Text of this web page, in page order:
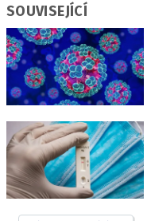
SOUVISEJÍCÍ